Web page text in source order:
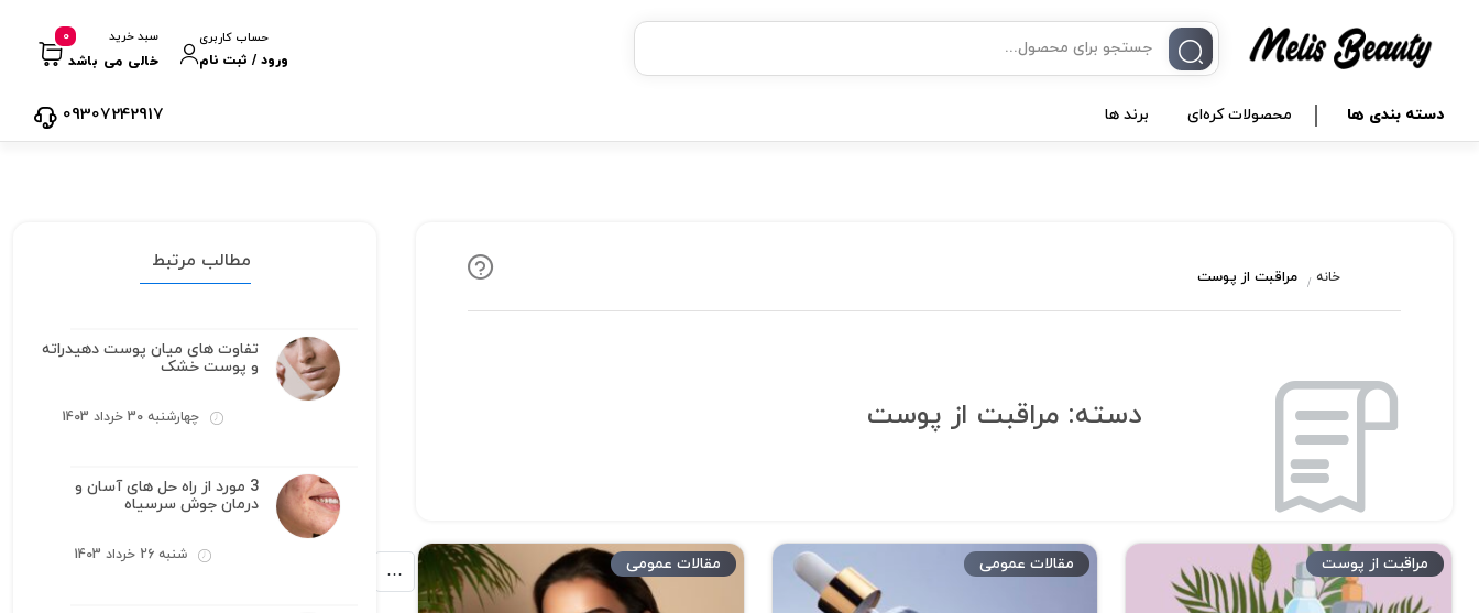
خرید قسطی با ترب‌پی حساب کاربری
ورود / ثبت نام
سبد خرید
خالی می باشد
0
دسته بندی ها محصولات کره‌ای برند ها 09307242917
خانه مراقبت از پوست
دسته: مراقبت از پوست
مراقبت از پوست مقالات عمومی مقالات عمومی 1
…
مطالب مرتبط
تفاوت های میان پوست دهیدراته
و پوست خشک
چهارشنبه 30 خرداد 1403
3 مورد از راه حل های آسان و
درمان جوش سرسیاه
شنبه 26 خرداد 1403